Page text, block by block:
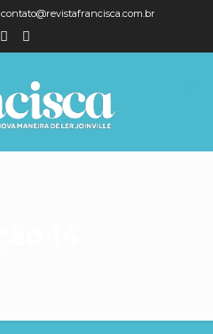
contato@revistafrancisca.com.br